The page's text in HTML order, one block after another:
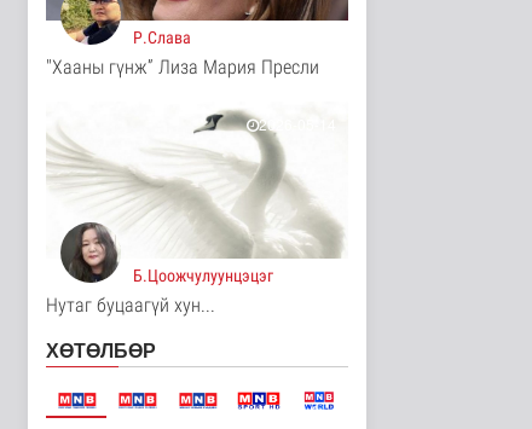
Хогноос эрчим хүч
үйлдвэрлэх үйлдвэр 34
МВт-ын х..
4 цаг 41 минутын өмнө
Монелийн гудамжны
авто замыг өнөөдрөөс
хааж, зас..
4 цаг 46 минутын өмнө
Орон сууцны залиланд
3613 иргэн өртөж, 118
Улс төр
Р.Слава
"Хааны гүнж” Лиза Мария Пресли
2026-05-14
Б.Цоожчулуунцэцэг
Нутаг буцаагүй хун...
ХӨТӨЛБӨР